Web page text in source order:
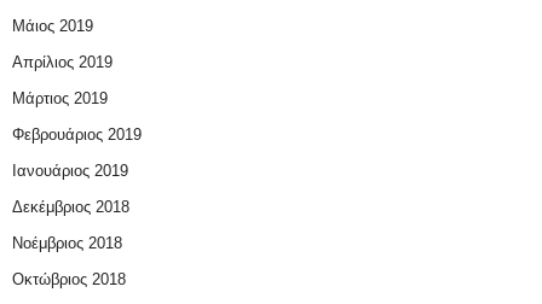
Μάιος 2019
Απρίλιος 2019
Μάρτιος 2019
Φεβρουάριος 2019
Ιανουάριος 2019
Δεκέμβριος 2018
Νοέμβριος 2018
Οκτώβριος 2018